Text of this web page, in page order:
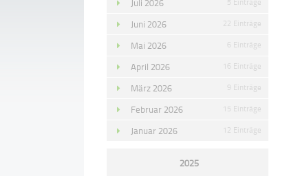
Juli 2026
Juni 2026 22 Einträge
Mai 2026 6 Einträge
April 2026 16 Einträge
März 2026 9 Einträge
Februar 2026 15 Einträge
Januar 2026 12 Einträge
2025